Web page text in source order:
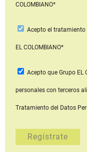
COLOMBIANO*
Acepto el tratamiento
EL COLOMBIANO*
Acepto que Grupo EL
personales con terceros
Tratamiento del Datos